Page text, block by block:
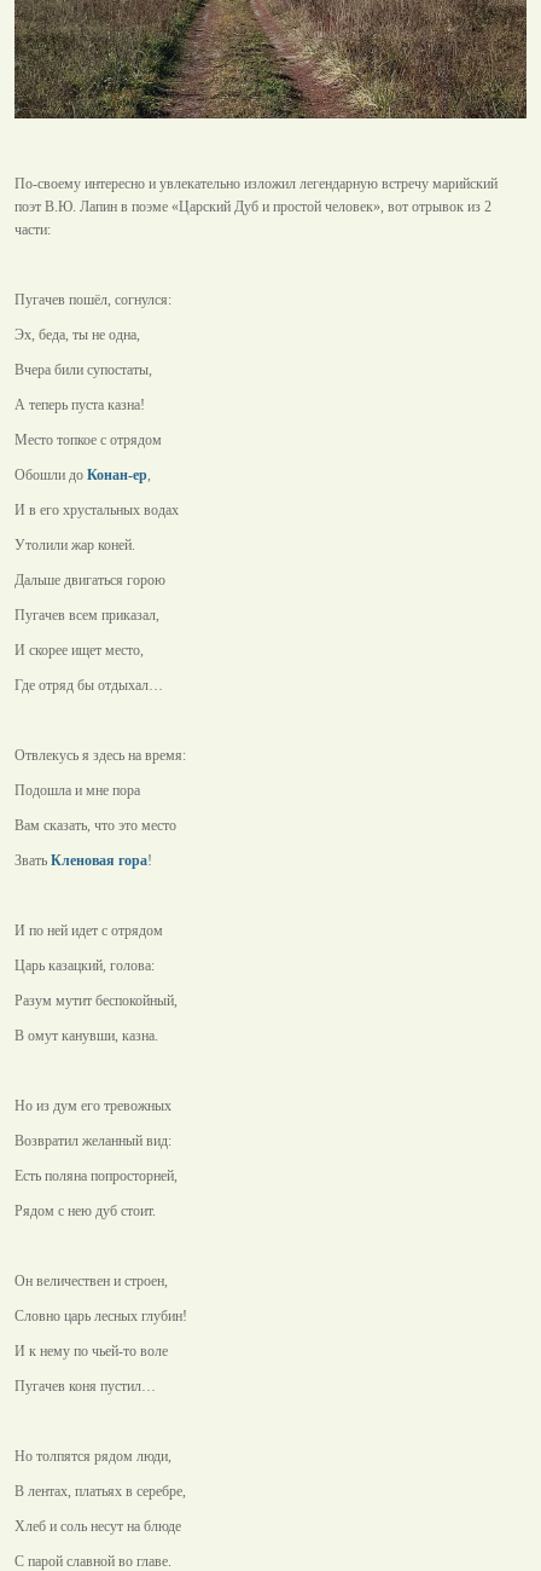
По-своему интересно и увлекательно изложил легендарную встречу марийский
поэт В.Ю. Лапин в поэме «Царский Дуб и простой человек», вот отрывок из 2
части:
Пугачев пошёл, согнулся:
Эх, беда, ты не одна,
Вчера били супостаты,
А теперь пуста казна!
Место топкое с отрядом
Обошли до Конан-ер,
И в его хрустальных водах
Утолили жар коней.
Дальше двигаться горою
Пугачев всем приказал,
И скорее ищет место,
Где отряд бы отдыхал…
Отвлекусь я здесь на время:
Подошла и мне пора
Вам сказать, что это место
Звать Кленовая гора!
И по ней идет с отрядом
Царь казацкий, голова:
Разум мутит беспокойный,
В омут канувши, казна.
Но из дум его тревожных
Возвратил желанный вид:
Есть поляна попросторней,
Рядом с нею дуб стоит.
Он величествен и строен,
Словно царь лесных глубин!
И к нему по чьей-то воле
Пугачев коня пустил…
Но толпятся рядом люди,
В лентах, платьях в серебре,
Хлеб и соль несут на блюде
С парой славной во главе.